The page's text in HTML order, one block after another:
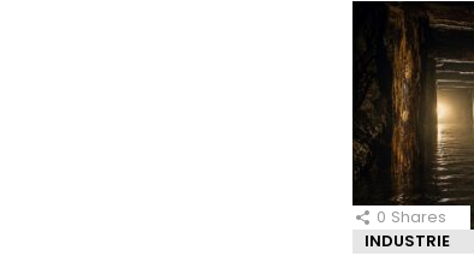
0 Shares
INDUSTRIE